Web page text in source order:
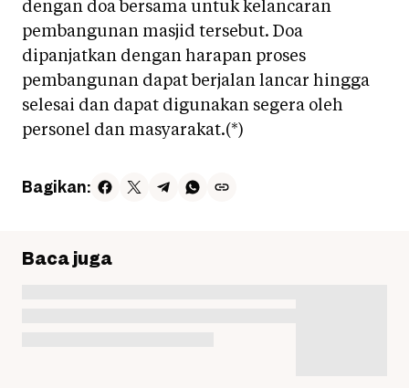
dengan doa bersama untuk kelancaran
pembangunan masjid tersebut. Doa
dipanjatkan dengan harapan proses
pembangunan dapat berjalan lancar hingga
selesai dan dapat digunakan segera oleh
personel dan masyarakat.(*)
Bagikan:
Baca juga